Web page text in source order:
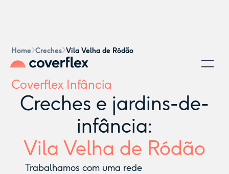
Home Creches Vila Velha de Ródão
Coverflex Infância
Creches e jardins-de-
infância:
Vila Velha de Ródão
Trabalhamos com uma rede